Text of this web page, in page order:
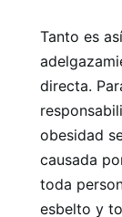
Tanto es
directa.
obesidad
causada
toda
esbelto y